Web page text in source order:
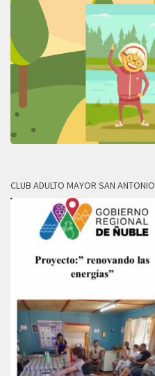
CLUB ADULTO MAYOR SAN ANTONIO